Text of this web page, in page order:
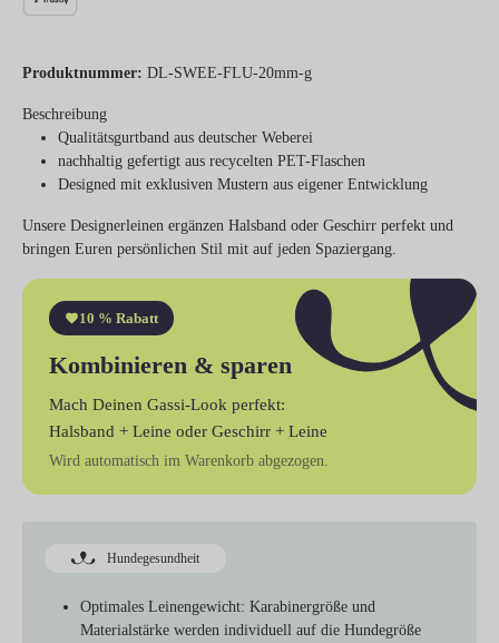
Produktnummer: DL-SWEE-FLU-20mm-g
Beschreibung
Qualitätsgurtband aus deutscher Weberei
nachhaltig gefertigt aus recycelten PET-Flaschen
Designed mit exklusiven Mustern aus eigener Entwicklung
Unsere Designerleinen ergänzen Halsband oder Geschirr perfekt und
bringen Euren persönlichen Stil mit auf jeden Spaziergang.
10 % Rabatt
Kombinieren & sparen
Mach Deinen Gassi-Look perfekt:
Halsband + Leine oder Geschirr + Leine
Wird automatisch im Warenkorb abgezogen.
Hundegesundheit
Optimales Leinengewicht: Karabinergröße und
Materialstärke werden individuell auf die Hundegröße